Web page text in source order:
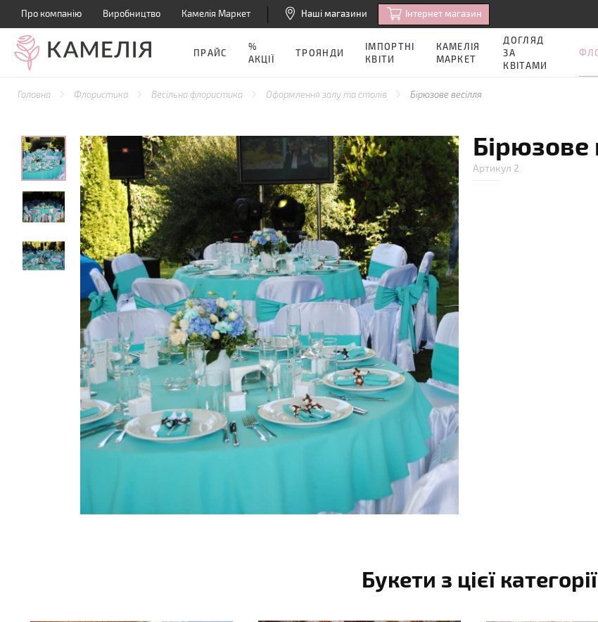
Про компанію Виробництво Камелія Маркет Наші магазини Iнтернет магазин
ПРАЙС
%
АКЦІЇ
ТРОЯНДИ
ІМПОРТНІ
КВІТИ
КАМЕЛІЯ
МАРКЕТ
ДОГЛЯД
ЗА
КВІТАМИ
Головна Флористика Весільна флористика Оформлення залу та столів Бірюзове весілля
Бірюзове
Артикул 2
Букети з цієї категорії